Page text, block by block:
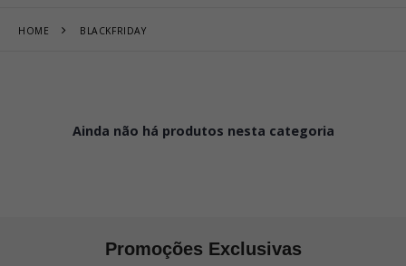
HOME BLACKFRIDAY
Ainda não há produtos nesta categoria
Promoções Exclusivas